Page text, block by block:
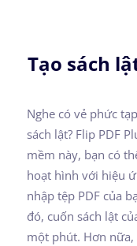
Tạo sách
Nghe có vẻ phức
sách lật? Flip PDF
mềm này, bạn có
hoạt hình với hiệu
nhập tệp PDF của
đó, cuốn sách lật
một phút. Hơn nữa,